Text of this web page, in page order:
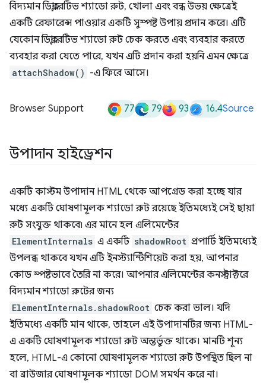
বিদ্যমান ডিক্লারেটিভ শ্যাডো রুট, খোলা এবং বন্ধ উভয় ক্ষেত্রেই
একটি রেফারেন্স পাওয়ার একটি সুস্পষ্ট উপায় প্রদান করে। এটি
যেকোন ডিক্লারেটিভ শ্যাডো রুট চেক করতে এবং ব্যবহার করতে
ব্যবহার করা যেতে পারে, যখন এটি প্রদান করা হয়নি এমন ক্ষেত্রে
attachShadow() -এ ফিরে আসে।
Browser Support 77 79 93 16.4Source
উপাদান হাইড্রেশন
একটি কাস্টম উপাদান HTML থেকে আপগ্রেড করা হচ্ছে যার
মধ্যে একটি ঘোষণামূলক শ্যাডো রুট রয়েছে ইতিমধ্যেই সেই ছায়া
রুট সংযুক্ত থাকবে৷ এর মানে হল এলিমেন্টের
ElementInternals এ একটি shadowRoot প্রপার্টি ইতিমধ্যেই
উপলব্ধ থাকবে যখন এটি ইনস্ট্যান্টিশিয়েট করা হয়, আপনার
কোড স্পষ্টভাবে তৈরি না করে। আপনার এলিমেন্টের কনস্ট্রাক্টরে
বিদ্যমান শ্যাডো রুটের জন্য
ElementInternals.shadowRoot চেক করা ভাল। যদি
ইতিমধ্যে একটি মান থাকে, তাহলে এই উপাদানটির জন্য HTML-
এ একটি ঘোষণামূলক শ্যাডো রুট অন্তর্ভুক্ত থাকে। মানটি শূন্য
হলে, HTML-এ কোনো ঘোষণামূলক শ্যাডো রুট উপস্থিত ছিল না
বা ব্রাউজার ঘোষণামূলক শ্যাডো DOM সমর্থন করে না।